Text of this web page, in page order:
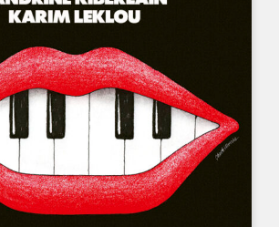
UN FILM DE
QUENTIN DUPIEUX